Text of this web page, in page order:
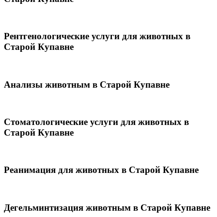
Рентгенологические услуги для животных в
Старой Купавне
Анализы животным в Старой Купавне
Стоматологические услуги для животных в
Старой Купавне
Реанимация для животных в Старой Купавне
Дегельминтизация животным в Старой Купавне